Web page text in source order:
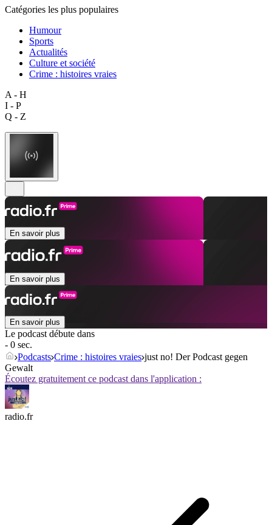
Catégories les plus populaires
Humour
Sports
Actualités
Culture et société
Crime : histoires vraies
A - H
I - P
Q - Z
En savoir plus
En savoir plus
En savoir plus
Le podcast débute dans
- 0 sec.
Podcasts Crime : histoires vraies just no! Der Podcast gegen
Gewalt
Écoutez gratuitement ce podcast dans l'application :
radio.fr